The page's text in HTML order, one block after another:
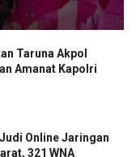
Taruna Akpol
Amanat Kapolri
Online Jaringan
321 WNA